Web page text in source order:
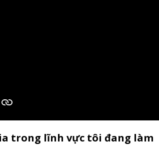
trong lĩnh vực tôi đang làm